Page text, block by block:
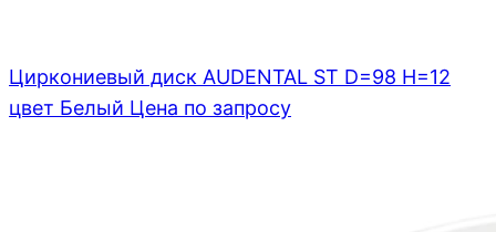
Циркониевый диск AUDENTAL ST D=98 H=12
цвет Белый Цена по запросу